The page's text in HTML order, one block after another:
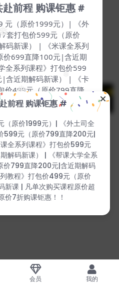
❅❅
❅
❅
❅
❅
❅
❅
❅
课网- All rights reserved
程资源互换请联系微信在线客服：
备注：课程互换)
009号
会员 我的
前程 购课钜惠 #
（原价1999元）| 《外土司全
599元（原价799直降200元|
全系列课程》打包价599元
解码新课） | 《帮课大学全系
价799直降200元|含近期解码
教程》打包价499元（原价
课 | 凡单次购买课程原价超
价7折购课钜惠！！
前程 购课钜惠 #
元（原价1999元）| 《外
套打包价599元（原价
码新课） | 《米课全系列
价699直降100元|含近期
全系列课程》打包价599
含近期解码新课） | 《卡
价499元（原价799直降
凡单次购买课程原价超过
钜惠！！